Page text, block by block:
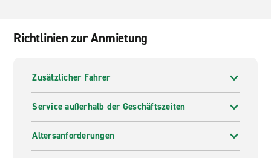
Richtlinien zur Anmietung
Zusätzlicher Fahrer
Service außerhalb der Geschäftszeiten
Altersanforderungen